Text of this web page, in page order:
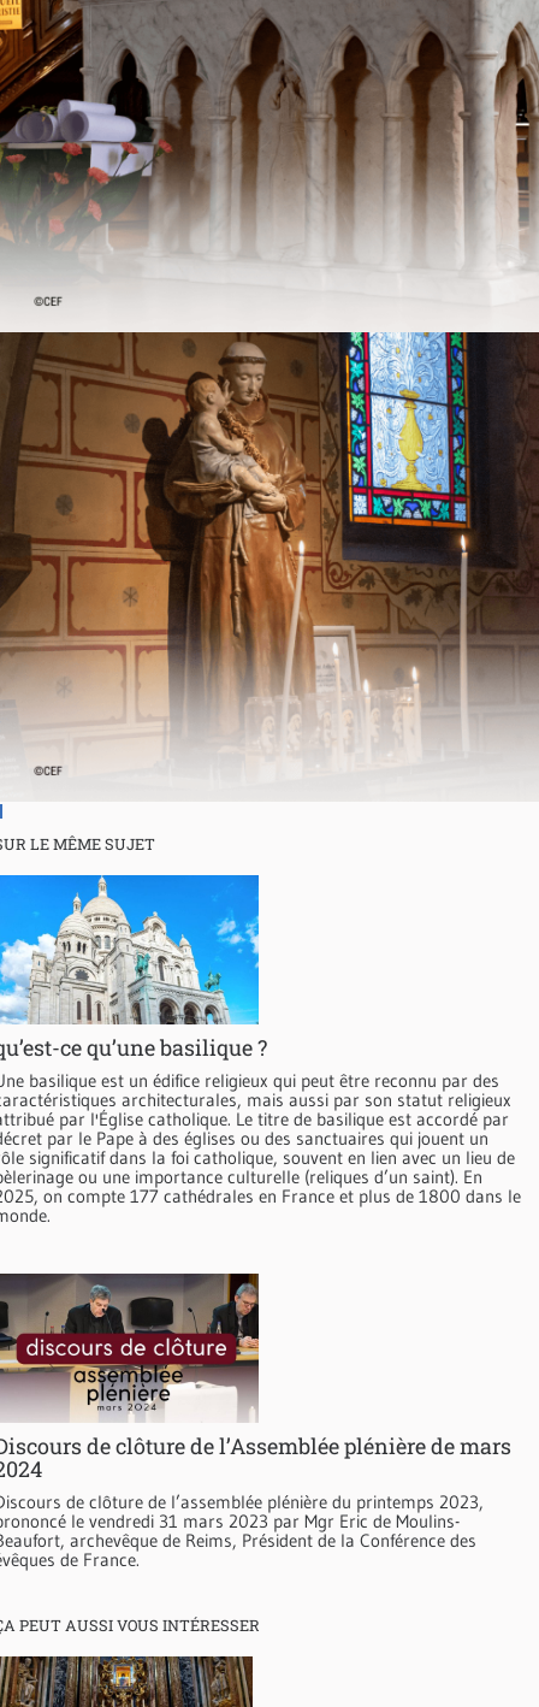
LE MÊME SUJET
ce qu’une basilique ?
basilique est un édifice religieux qui peut être reconnu par des
architecturales, mais aussi par son statut religieux
par l'Église catholique. Le titre de basilique est accordé par
par le Pape à des églises ou des sanctuaires qui jouent un
significatif dans la foi catholique, souvent en lien avec un lieu de
ou une importance culturelle (reliques d’un saint). En
on compte 177 cathédrales en France et plus de 1800 dans le
de clôture de l’Assemblée plénière de mars
de clôture de l’assemblée plénière du printemps 2023,
le vendredi 31 mars 2023 par Mgr Eric de Moulins-
archevêque de Reims, Président de la Conférence des
de France.
PEUT AUSSI VOUS INTÉRESSER